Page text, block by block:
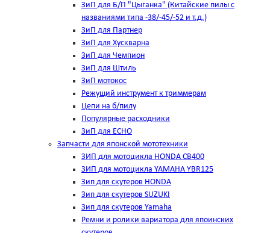
ЗиП для Б/П "Цыганка" (Китайские пилы с
названиями типа -38/-45/-52 и т.д.)
ЗиП для Партнер
ЗиП для Хускварна
ЗиП для Чемпион
ЗиП для Штиль
ЗиП мотокос
Режущий инструмент к триммерам
Цепи на б/пилу
Популярные расходники
ЗиП для ЕСНО
Запчасти для японской мототехники
ЗИП для мотоцикла HONDA CB400
ЗИП для мотоцикла YAMAHA YBR125
Зип для скутеров HONDA
Зип для скутеров SUZUKI
Зип для скутеров Yamaha
Ремни и ролики вариатора для япоинских